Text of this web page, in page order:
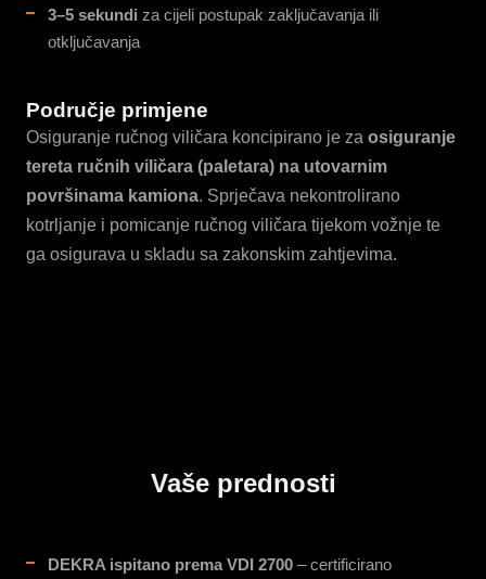
3–5 sekundi za cijeli postupak zaključavanja ili
otključavanja
Područje primjene
Osiguranje ručnog viličara koncipirano je za osiguranje
tereta ručnih viličara (paletara) na utovarnim
površinama kamiona. Sprječava nekontrolirano
kotrljanje i pomicanje ručnog viličara tijekom vožnje te
ga osigurava u skladu sa zakonskim zahtjevima.
Vaše prednosti
DEKRA ispitano prema VDI 2700 – certificirano